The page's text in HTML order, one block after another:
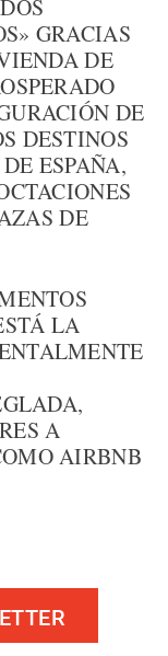
GRACIAS
DE
DE
DESTINOS
ESPAÑA,
DE
LA
A
AIRBNB